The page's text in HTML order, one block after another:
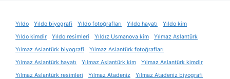
Yıldo Yıldo biyografi Yıldo fotoğrafları Yıldo hayatı
Yıldo kim
Yıldo kimdir
Yıldo resimleri Yıldız Usmanova kim
Yılmaz Aslantürk
Yılmaz Aslantürk biyografi
Yılmaz Aslantürk fotoğrafları
Yılmaz Aslantürk hayatı
Yılmaz Aslantürk kim
Yılmaz Aslantürk kimdir
Yılmaz Aslantürk resimleri
Yılmaz Atadeniz Yılmaz Atadeniz biyografi